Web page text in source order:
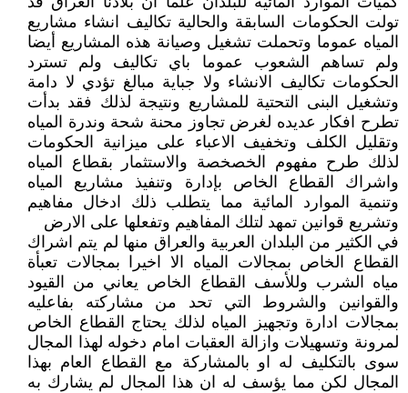
تولت الحكومات السابقة والحالية تكاليف انشاء مشاريع
المياه عموما وتحملت تشغيل وصيانة هذه المشاريع أيضا
ولم تساهم الشعوب عموما باي تكاليف ولم تسترد
الحكومات تكاليف الانشاء ولا جباية مبالغ تؤدي لا دامة
وتشغيل البنى التحتية للمشاريع ونتيجة لذلك فقد بدأت
تطرح افكار عديده لغرض تجاوز محنة شحة وندرة المياه
وتقليل الكلف وتخفيف الاعباء على ميزانية الحكومات
لذلك طرح مفهوم الخصخصة والاستثمار بقطاع المياه
واشراك القطاع الخاص بإدارة وتنفيذ مشاريع المياه
وتنمية الموارد المائية مما يتطلب ذلك ادخال مفاهيم
وتشريع قوانين تمهد لتلك المفاهيم وتفعلها على الارض
في الكثير من البلدان العربية والعراق منها لم يتم اشراك
القطاع الخاص بمجالات المياه الا اخيرا بمجالات تعبأة
مياه الشرب وللأسف القطاع الخاص يعاني من القيود
والقوانين والشروط التي تحد من مشاركته بفاعليه
بمجالات ادارة وتجهيز المياه لذلك يحتاج القطاع الخاص
لمرونة وتسهيلات وازالة العقبات امام دخوله لهذا المجال
سوى بالتكليف له او بالمشاركة مع القطاع العام بهذا
المجال لكن مما يؤسف له ان هذا المجال لم يشارك به